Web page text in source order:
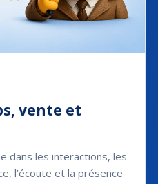
vente et
dans les interactions, les
l’écoute et la présence